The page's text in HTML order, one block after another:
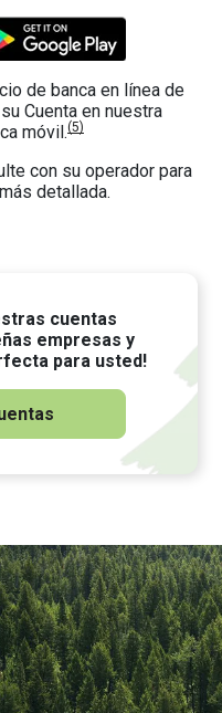
de banca en línea de
Cuenta en nuestra
móvil.(5)
con su operador para
detallada.
cuentas
empresas y
para usted!